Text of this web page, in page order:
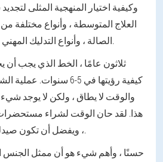
وكيفية اختيار المنهجية المثلى
العلاج المتوسطة ، وأنواع مختلفة
الصالة ، وأنواع التدليك المهني ، وكرامة العلاج بالتبريد.
ثلاثون عامًا ، الخط الذي يجب
كيفية رؤيتها في 5-6
والوقت لا يطاق ، ولكن لا يوجد
هذا. لقد حان الوقت لشراء مستحضرات
، ويفضل أن تكون صيدلية ، لترتيب نمط حياتك.
حسنًا ، وأهم شيء هو أن ممثل